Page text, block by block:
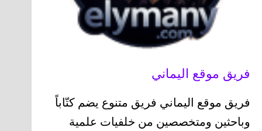
فريق موقع اليماني
فريق موقع اليماني فريق متنوع يضم كتّاباً
وباحثين ومتخصصين من خلفيات علمية